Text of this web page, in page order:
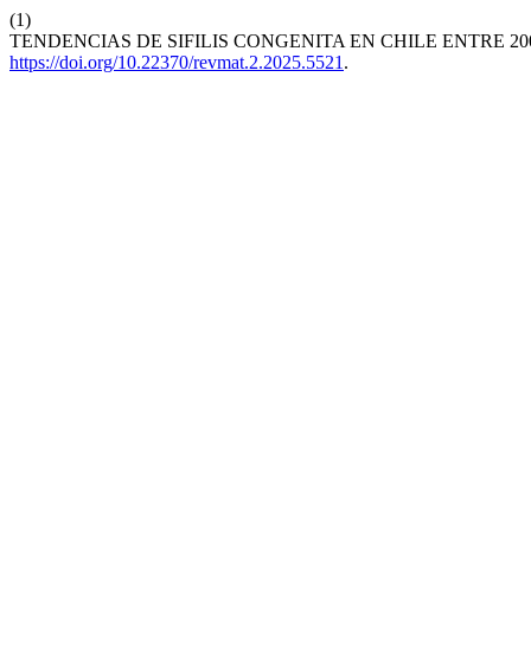
(1)
TENDENCIAS DE SIFILIS CONGENITA EN CHILE ENTRE
https://doi.org/10.22370/revmat.2.2025.5521 .